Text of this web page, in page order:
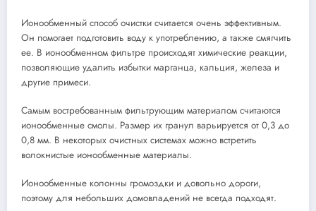
Ионообменный способ очистки считается очень эффективным.
Он помогает подготовить воду к употреблению, а также смягчить
ее. В ионообменном фильтре происходят химические реакции,
позволяющие удалить избытки марганца, кальция, железа и
другие примеси.
Самым востребованным фильтрующим материалом считаются
ионообменные смолы. Размер их гранул варьируется от 0,3 до
0,8 мм. В некоторых очистных системах можно встретить
волокнистые ионообменные материалы.
Ионообменные колонны громоздки и довольно дороги,
поэтому для небольших домовладений не всегда подходят.